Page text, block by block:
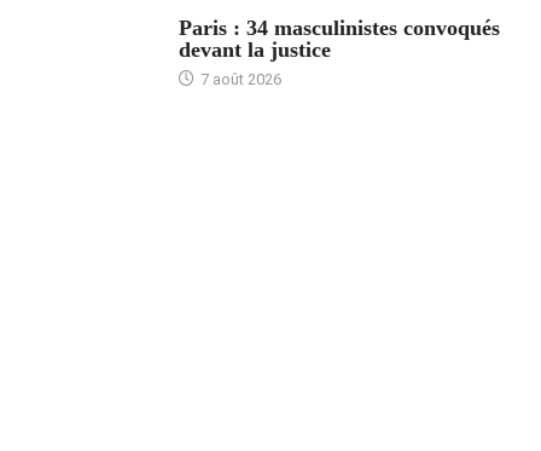
Paris : 34 masculinistes convoqués
devant la justice
7 août 2026